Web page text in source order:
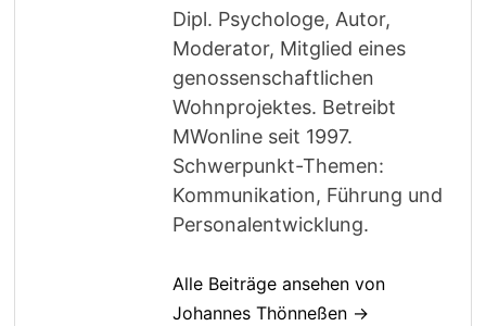
Dipl. Psychologe, Autor,
Moderator, Mitglied eines
genossenschaftlichen
Wohnprojektes. Betreibt
MWonline seit 1997.
Schwerpunkt-Themen:
Kommunikation, Führung und
Personalentwicklung.
Alle Beiträge ansehen von
Johannes Thönneßen →